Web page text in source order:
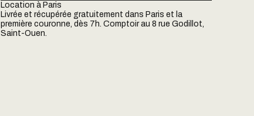
Location à Paris
Livrée et récupérée gratuitement dans Paris et la
première couronne, dès 7h. Comptoir au 8 rue Godillot,
Saint-Ouen.